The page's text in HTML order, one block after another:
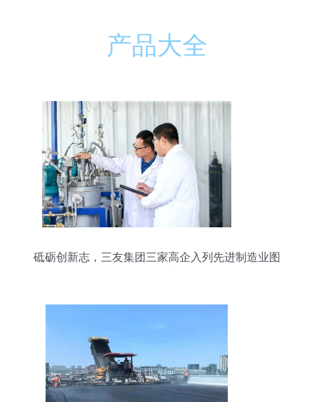
产品大全
砥砺创新志，三友集团三家高企入列先进制造业图